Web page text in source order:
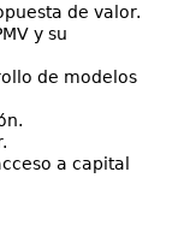
de valor.
y su
de modelos
a capital